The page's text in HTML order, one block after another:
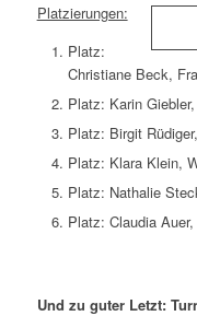
Platzierungen:
Platz:
Christiane Beck,
Platz: Karin
Platz: Birgit
Platz: Klara Klein,
Platz: Nathalie
Platz: Claudia
Und zu guter Letzt: